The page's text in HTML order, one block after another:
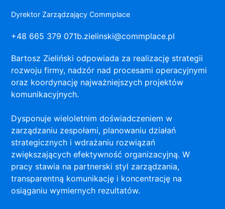
Dyrektor Zarządzający Commplace
+48 665 379 071b.zielinski@commplace.pl
Bartosz Zieliński odpowiada za realizację strategii
rozwoju firmy, nadzór nad procesami operacyjnymi
oraz koordynację najważniejszych projektów
komunikacyjnych.
Dysponuje wieloletnim doświadczeniem w
zarządzaniu zespołami, planowaniu działań
strategicznych i wdrażaniu rozwiązań
zwiększających efektywność organizacyjną. W
pracy stawia na partnerski styl zarządzania,
transparentną komunikację i koncentrację na
osiąganiu wymiernych rezultatów.